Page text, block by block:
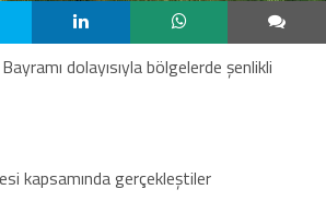
dolayısıyla bölgelerde şenlikli
kapsamında gerçekleştiler